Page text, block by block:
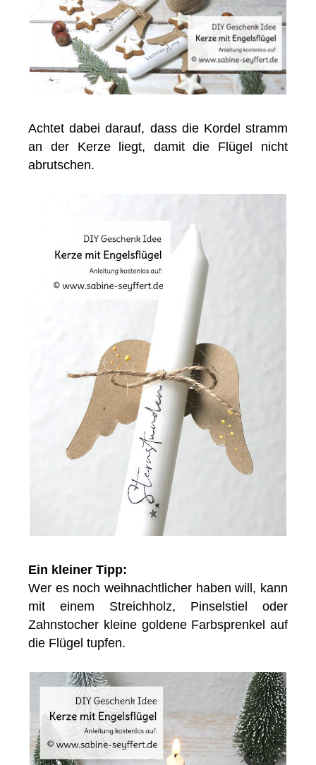
Achtet dabei darauf, dass die Kordel stramm
an der Kerze liegt, damit die Flügel nicht
abrutschen.
Ein kleiner Tipp:
Wer es noch weihnachtlicher haben will, kann
mit einem Streichholz, Pinselstiel oder
Zahnstocher kleine goldene Farbsprenkel auf
die Flügel tupfen.